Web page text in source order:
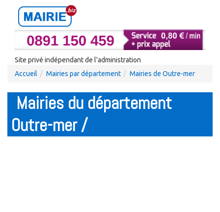
Site privé indépendant de l'administration
Accueil
Mairies par département Mairies de Outre-mer
Mairies du département
Outre-mer /